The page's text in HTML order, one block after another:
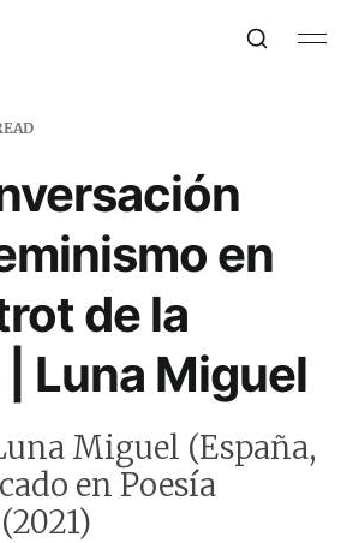
en
de la
Luna Miguel
Miguel (España,
en Poesía